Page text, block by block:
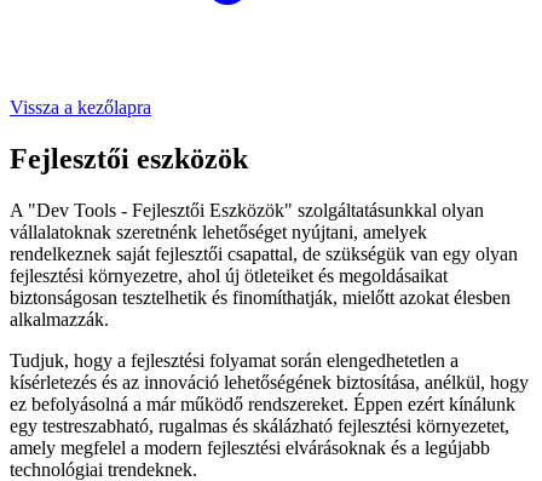
Vissza a kezőlapra
Fejlesztői eszközök
A "Dev Tools - Fejlesztői Eszközök" szolgáltatásunkkal olyan
vállalatoknak szeretnénk lehetőséget nyújtani, amelyek
rendelkeznek saját fejlesztői csapattal, de szükségük van egy olyan
fejlesztési környezetre, ahol új ötleteiket és megoldásaikat
biztonságosan tesztelhetik és finomíthatják, mielőtt azokat élesben
alkalmazzák.
Tudjuk, hogy a fejlesztési folyamat során elengedhetetlen a
kísérletezés és az innováció lehetőségének biztosítása, anélkül, hogy
ez befolyásolná a már működő rendszereket. Éppen ezért kínálunk
egy testreszabható, rugalmas és skálázható fejlesztési környezetet,
amely megfelel a modern fejlesztési elvárásoknak és a legújabb
technológiai trendeknek.